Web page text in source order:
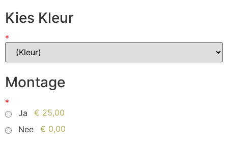
Kies Kleur
*
Montage
*
Ja
€ 25,00
Nee
€ 0,00